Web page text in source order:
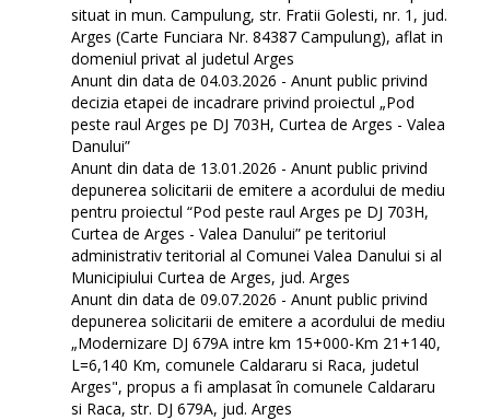
situat in mun. Campulung, str. Fratii Golesti, nr. 1, jud.
Arges (Carte Funciara Nr. 84387 Campulung), aflat in
domeniul privat al judetul Arges
Anunt din data de 04.03.2026 - Anunt public privind
decizia etapei de incadrare privind proiectul „Pod
peste raul Arges pe DJ 703H, Curtea de Arges - Valea
Danului”
Anunt din data de 13.01.2026 - Anunt public privind
depunerea solicitarii de emitere a acordului de mediu
pentru proiectul “Pod peste raul Arges pe DJ 703H,
Curtea de Arges - Valea Danului” pe teritoriul
administrativ teritorial al Comunei Valea Danului si al
Municipiului Curtea de Arges, jud. Arges
Anunt din data de 09.07.2026 - Anunt public privind
depunerea solicitarii de emitere a acordului de mediu
„Modernizare DJ 679A intre km 15+000-Km 21+140,
L=6,140 Km, comunele Caldararu si Raca, judetul
Arges", propus a fi amplasat în comunele Caldararu
si Raca, str. DJ 679A, jud. Arges